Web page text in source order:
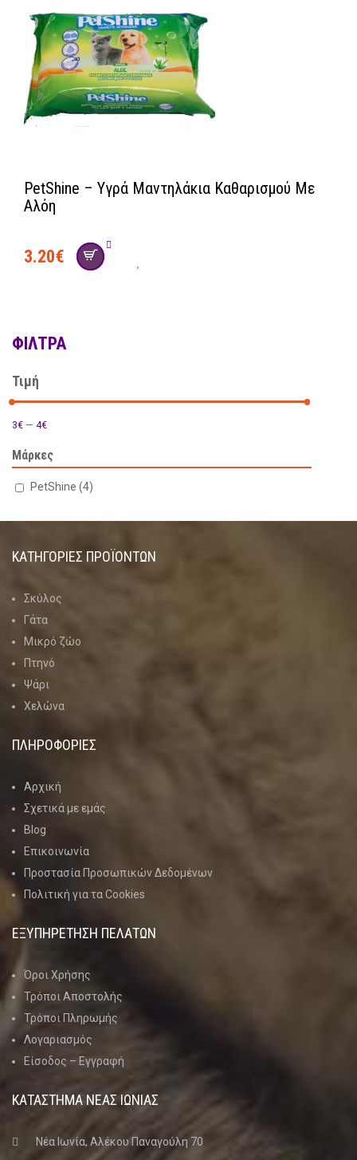
PetShine – Υγρά Μαντηλάκια Καθαρισμού Με
Αλόη
3.20€
ΦΊΛΤΡΑ
Τιμή
3€ — 4€
Μάρκες
PetShine (4)
ΚΑΤΗΓΟΡΊΕΣ ΠΡΟΪΌΝΤΩΝ
Σκύλος
Γάτα
Μικρό ζώο
Πτηνό
Ψάρι
Χελώνα
ΠΛΗΡΟΦΟΡΙΕΣ
Αρχική
Σχετικά με εμάς
Blog
Επικοινωνία
Προστασία Προσωπικών Δεδομένων
Πολιτική για τα Cookies
ΕΞΥΠΗΡΕΤΗΣΗ ΠΕΛΑΤΩΝ
Όροι Χρήσης
Τρόποι Αποστολής
Τρόποι Πληρωμής
Λογαριασμός
Είσοδος – Εγγραφή
ΚΑΤΑΣΤΗΜΑ ΝΈΑΣ ΙΩΝΊΑΣ
Νέα Ιωνία, Αλέκου Παναγούλη 70